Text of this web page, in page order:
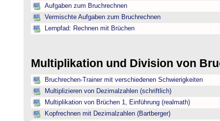
Aufgaben zum Bruchrechnen
Vermischte Aufgaben zum Bruchrechnen
Lernpfad: Rechnen mit Brüchen
Multiplikation und Division von
Bruchrechen-Trainer mit verschiedenen Schwierigkeiten
Multiplizieren von Dezimalzahlen (schriftlich)
Multiplikation von Brüchen 1, Einführung (realmath)
Kopfrechnen mit Dezimalzahlen (Bartberger)